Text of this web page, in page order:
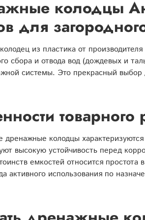
колодцы
для
из пластика от
сбора и отвода вод (дождевых и
системы. Это прекрасный выбор
товарного
дренажные колодцы
высокую устойчивость перед
емкостей относится
активного использования по